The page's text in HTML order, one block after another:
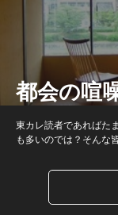
都会の喧
東カレ読者であればた
も多いのでは？そんな